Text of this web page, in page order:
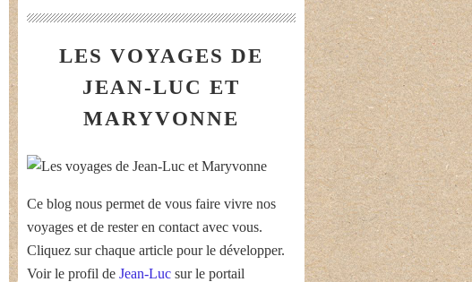
LES VOYAGES DE
JEAN-LUC ET
MARYVONNE
Ce blog nous permet de vous faire vivre nos
voyages et de rester en contact avec vous.
Cliquez sur chaque article pour le développer.
Voir le profil de Jean-Luc sur le portail